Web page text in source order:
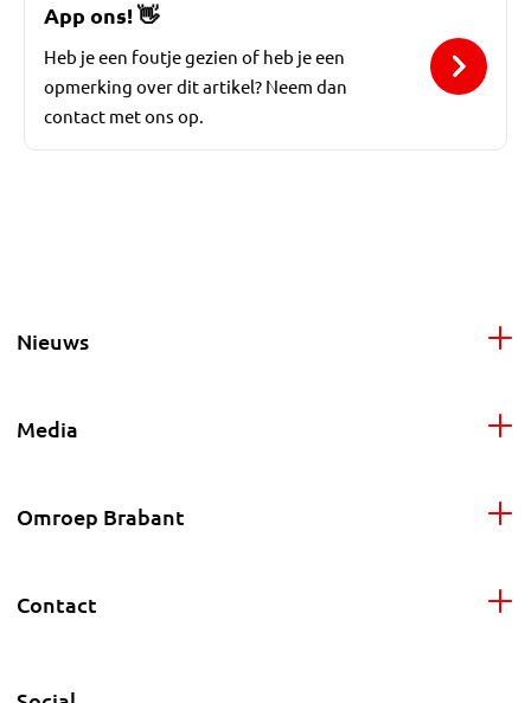
App ons!👋
Heb je een foutje gezien of heb je een
opmerking over dit artikel? Neem dan
contact met ons op.
Nieuws
Media
Omroep Brabant
Contact